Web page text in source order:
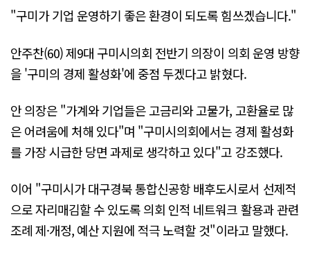
"구미가 기업 운영하기 좋은 환경이 되도록 힘쓰겠습니다."
안주찬(60) 제9대 구미시의회 전반기 의장이 의회 운영 방향
을 '구미의 경제 활성화'에 중점 두겠다고 밝혔다.
안 의장은 "가계와 기업들은 고금리와 고물가, 고환율로 많
은 어려움에 처해 있다"며 "구미시의회에서는 경제 활성화
를 가장 시급한 당면 과제로 생각하고 있다"고 강조했다.
이어 "구미시가 대구경북 통합신공항 배후도시로서 선제적
으로 자리매김할 수 있도록 의회 인적 네트워크 활용과 관련
조례 제·개정, 예산 지원에 적극 노력할 것"이라고 말했다.